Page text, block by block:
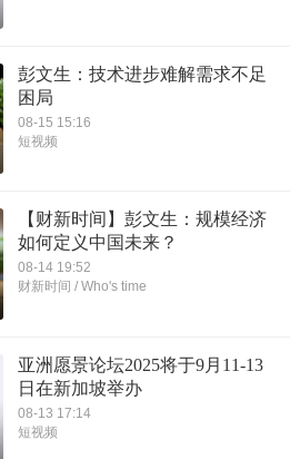
彭文生：技术进步难解需求不足
困局
08-15 15:16
短视频
【财新时间】彭文生：规模经济
如何定义中国未来？
08-14 19:52
财新时间 / Who's time
亚洲愿景论坛2025将于9月11-13
日在新加坡举办
08-13 17:14
短视频